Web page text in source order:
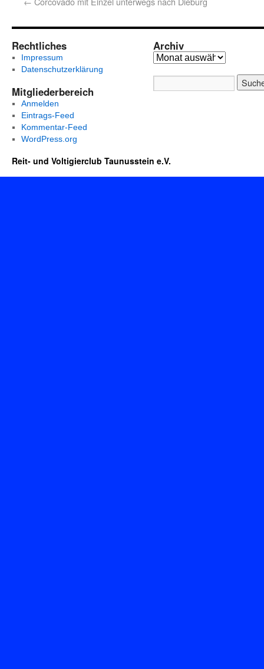
Rechtliches
Impressum
Datenschutzerklärung
Mitgliederbereich
Anmelden
Eintrags-Feed
Kommentar-Feed
WordPress.org
Archiv
Reit- und Voltigierclub Taunusstein e.V.